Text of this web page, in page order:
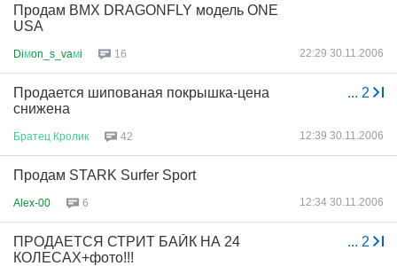
Продам BMX DRAGONFLY модель ONE
USA
Diмon_s_vaмi 16 22:29 30.11.2006
... 2
Продается шипованая покрышка-цена
снижена
Братец Кролик 42 12:39 30.11.2006
Продам STARK Surfer Sport
Alex-00 6 12:34 30.11.2006
... 2
ПРОДАЕТСЯ СТРИТ БАЙК НА 24
КОЛЕСАХ+фото!!!